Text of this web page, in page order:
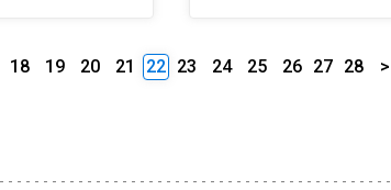
18 19 20 21 22 23 24 25 26 27 28 >